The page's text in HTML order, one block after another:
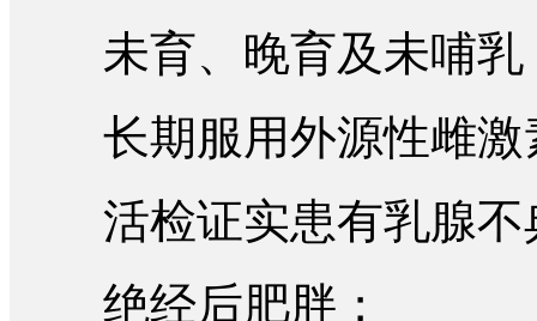
未育、晚育及未哺乳
长期服用外源性雌激
活检证实患有乳腺不
绝经后肥胖；